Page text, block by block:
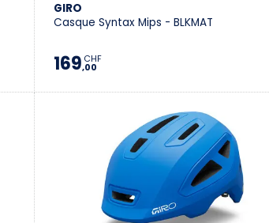
GIRO
Casque Syntax Mips - BLKMAT
169,00
CHF